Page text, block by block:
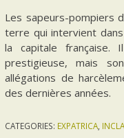
Les sapeurs-pompiers
terre qui intervient
la capitale française.
prestigieuse, mais
allégations de
des dernières années.
CATEGORIES: EXPATRICA,